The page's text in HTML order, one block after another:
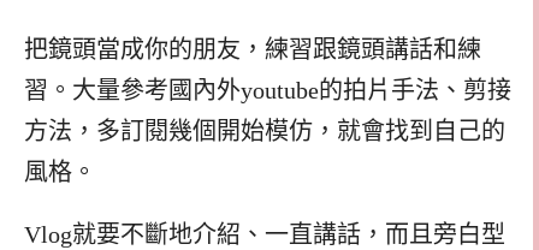
把鏡頭當成你的朋友，練習跟鏡頭講話和練
習。大量參考國內外youtube的拍片手法、剪接
方法，多訂閱幾個開始模仿，就會找到自己的
風格。
Vlog就要不斷地介紹、一直講話，而且旁白型